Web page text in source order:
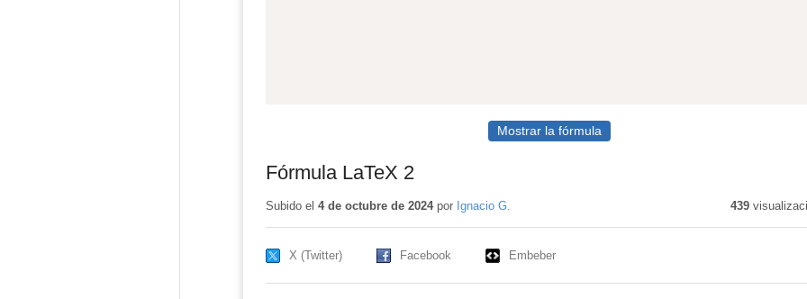
Mostrar la fórmula
Fórmula LaTeX 2
Subido el 4 de octubre de 2024por Ignacio G. 439
X (Twitter) Facebook Embeber